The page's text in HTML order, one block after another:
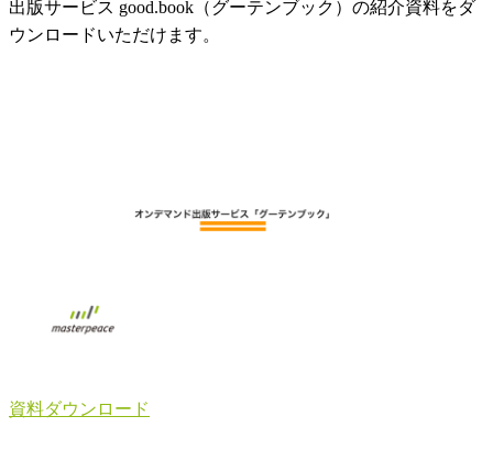
出版サービス good.book（グーテンブック）の紹介資料をダ
ウンロードいただけます。
資料ダウンロード